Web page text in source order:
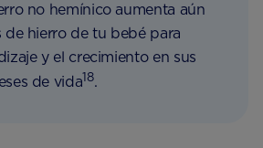
no hemínico aumenta aún
de hierro de tu bebé para
y el crecimiento en sus
de vida18.